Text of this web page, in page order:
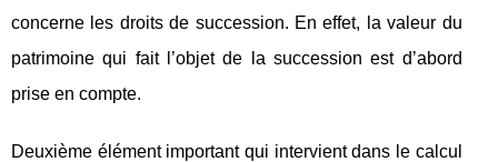
concerne les droits de succession. En effet, la valeur du
patrimoine qui fait l’objet de la succession est d’abord
prise en compte.
Deuxième élément important qui intervient dans le calcul